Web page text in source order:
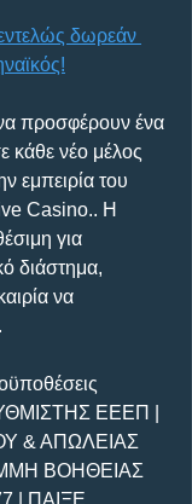
δωρεάν
προσφέρουν ένα
κάθε νέο μέλος
εμπειρία του
Casino.. Η
για
διάστημα,
να
ΕΕΕΠ |
& ΑΠΩΛΕΙΑΣ
ΒΟΗΘΕΙΑΣ
| ΠΑΙΞΕ